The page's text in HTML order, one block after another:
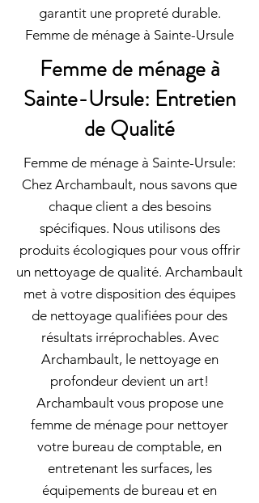
garantit une propreté durable.
Femme de ménage à Sainte-Ursule
Femme de ménage à
Sainte-Ursule: Entretien
de Qualité
Femme de ménage à Sainte-Ursule:
Chez Archambault, nous savons que
chaque client a des besoins
spécifiques. Nous utilisons des
produits écologiques pour vous offrir
un nettoyage de qualité. Archambault
met à votre disposition des équipes
de nettoyage qualifiées pour des
résultats irréprochables. Avec
Archambault, le nettoyage en
profondeur devient un art!
Archambault vous propose une
femme de ménage pour nettoyer
votre bureau de comptable, en
entretenant les surfaces, les
équipements de bureau et en